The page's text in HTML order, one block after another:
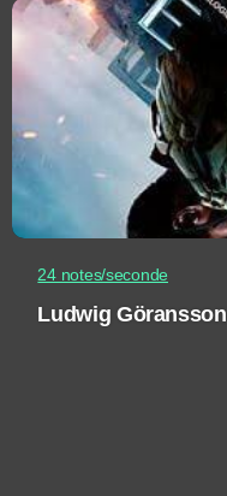
24 notes/seconde
Ludwig Göransson